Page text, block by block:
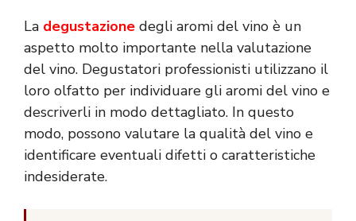
La degustazione degli aromi del vino è un
aspetto molto importante nella valutazione
del vino. Degustatori professionisti utilizzano il
loro olfatto per individuare gli aromi del vino e
descriverli in modo dettagliato. In questo
modo, possono valutare la qualità del vino e
identificare eventuali difetti o caratteristiche
indesiderate.